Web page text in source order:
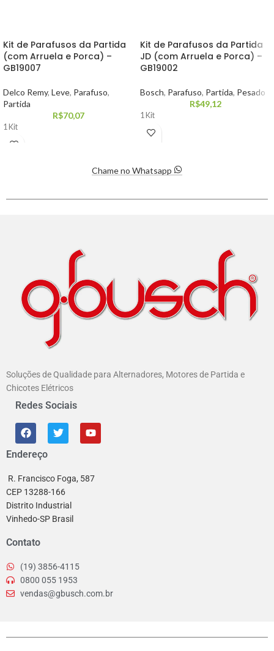
Kit de Parafusos da Partida
(com Arruela e Porca) –
GB19007
Delco Remy, Leve, Parafuso,
Partida
R$70,07
1 Kit
Kit de Parafusos da Partida
JD (com Arruela e Porca) –
GB19002
Bosch, Parafuso, Partida, Pesado
R$49,12
1 Kit
Chame no Whatsapp
Soluções de Qualidade para Alternadores, Motores de Partida e
Chicotes Elétricos
Redes Sociais
Endereço
R. Francisco Foga, 587
CEP 13288-166
Distrito Industrial
Vinhedo-SP Brasil
Contato
(19) 3856-4115
0800 055 1953
vendas@gbusch.com.br